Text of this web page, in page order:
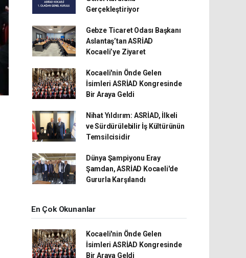
Gerçekleştiriyor
Gebze Ticaret Odası Başkanı
Aslantaş’tan ASRİAD
Kocaeli’ye Ziyaret
Kocaeli'nin Önde Gelen
İsimleri ASRİAD Kongresinde
Bir Araya Geldi
Nihat Yıldırım: ASRİAD, İlkeli
ve Sürdürülebilir İş Kültürünün
Temsilcisidir
Dünya Şampiyonu Eray
Şamdan, ASRİAD Kocaeli'de
Gururla Karşılandı
En Çok Okunanlar
Kocaeli'nin Önde Gelen
İsimleri ASRİAD Kongresinde
Bir Araya Geldi